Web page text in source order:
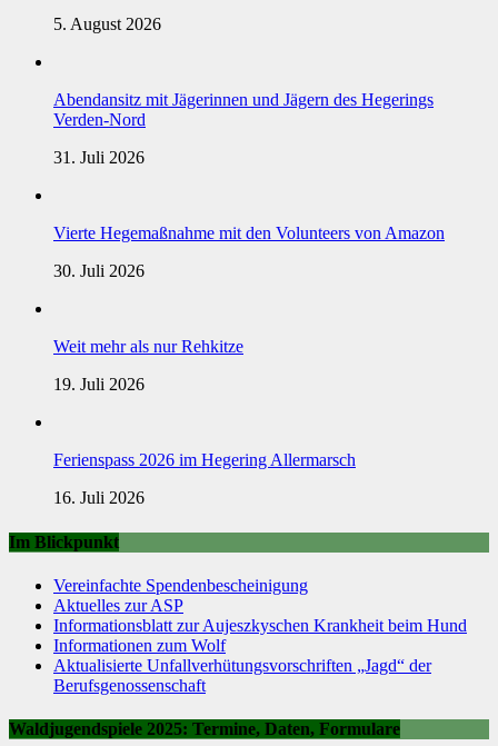
5. August 2026
Abendansitz mit Jägerinnen und Jägern des Hegerings
Verden-Nord
31. Juli 2026
Vierte Hegemaßnahme mit den Volunteers von Amazon
30. Juli 2026
Weit mehr als nur Rehkitze
19. Juli 2026
Ferienspass 2026 im Hegering Allermarsch
16. Juli 2026
Im Blickpunkt
Vereinfachte Spendenbescheinigung
Aktuelles zur ASP
Informationsblatt zur Aujeszkyschen Krankheit beim Hund
Informationen zum Wolf
Aktualisierte Unfallverhütungsvorschriften „Jagd“ der
Berufsgenossenschaft
Waldjugendspiele 2025: Termine, Daten, Formulare